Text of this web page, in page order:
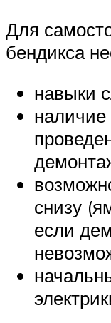
Для
бендикса
навыки
наличие
снизу
если